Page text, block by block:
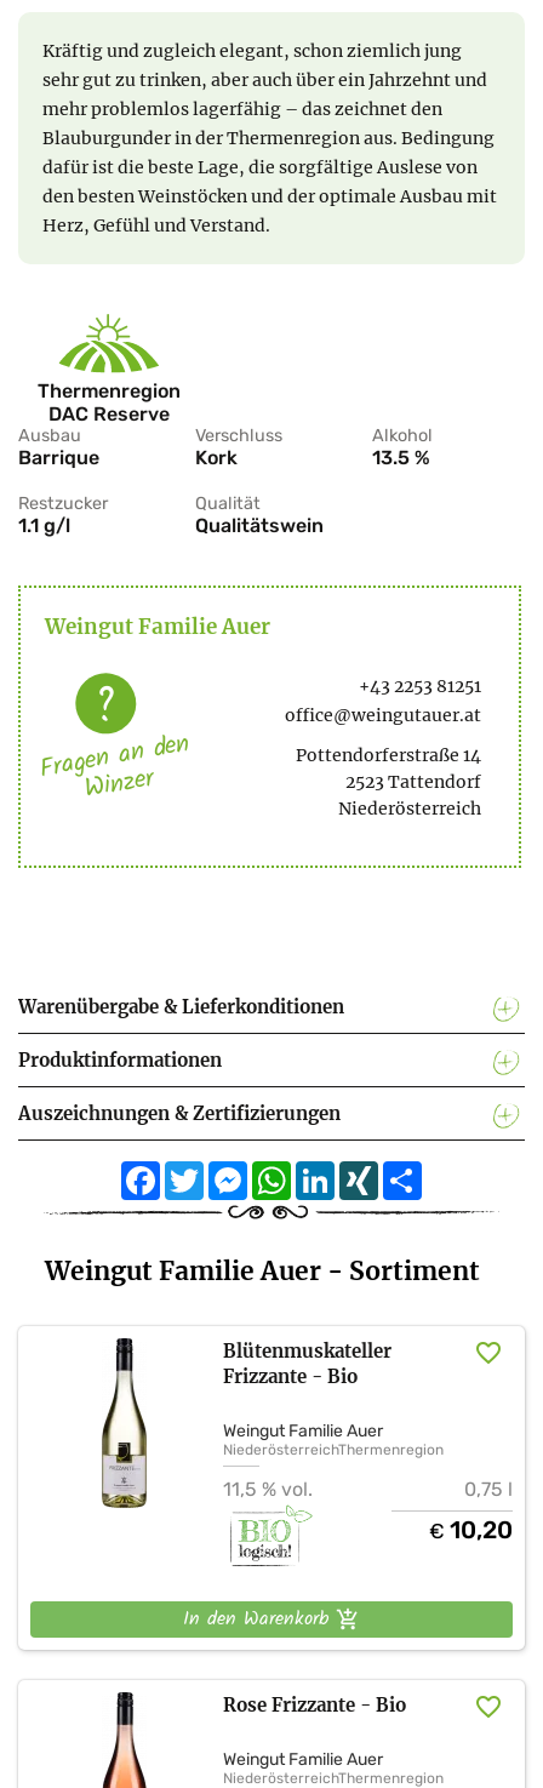
Kräftig und zugleich elegant, schon ziemlich jung
sehr gut zu trinken, aber auch über ein Jahrzehnt und
mehr problemlos lagerfähig – das zeichnet den
Blauburgunder in der Thermenregion aus. Bedingung
dafür ist die beste Lage, die sorgfältige Auslese von
den besten Weinstöcken und der optimale Ausbau mit
Herz, Gefühl und Verstand.
Thermenregion
DAC Reserve
Ausbau
Barrique
Verschluss
Kork
Alkohol
13.5 %
Restzucker
1.1 g/l
Qualität
Qualitätswein
Weingut Familie Auer
+43 2253 81251
office@weingutauer.at
Pottendorferstraße 14
2523 Tattendorf
Niederösterreich
Fragen an den
Winzer
Warenübergabe & Lieferkonditionen
Produktinformationen
Auszeichnungen & Zertifizierungen
Facebook
TwitterMessengerWhatsApp
LinkedIn
XING
Weingut Familie Auer - Sortiment
Blütenmuskateller
Frizzante - Bio
Weingut Familie Auer
NiederösterreichThermenregion
11,5 % vol. 0,75 l
€ 10,20
In den Warenkorb
Rose Frizzante - Bio
Weingut Familie Auer
NiederösterreichThermenregion